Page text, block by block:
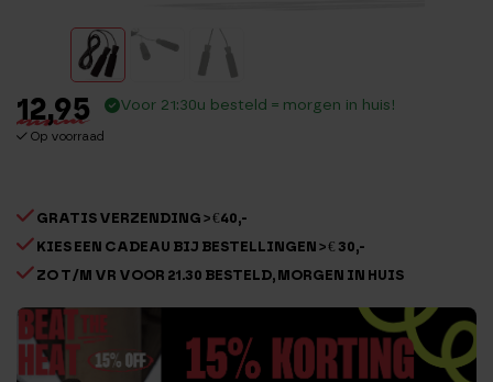
12,95
Op voorraad
Voor 21:30u besteld = morgen in huis!
GRATIS VERZENDING > €40,-
KIES EEN CADEAU BIJ BESTELLINGEN > € 30,-
ZO T/M VR VOOR 21.30 BESTELD, MORGEN IN HUIS